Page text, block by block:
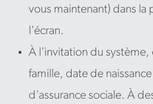
vous maintenant) dans la
l'écran.
À l'invitation du
famille, date de
d'assurance sociale. À